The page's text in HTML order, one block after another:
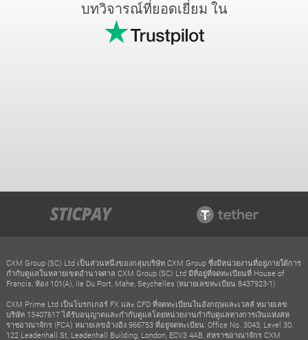
บทวิจารณ์ที่ยอดเยี่ยม ใน
CXM Group (SC) Ltd เป็นส่วนหนึ่งของกลุ่มบริษัท CXM Group ซึ่งมีหน่วยงานที่อยู่ภายใต้การ
กำกับดูแลในหลายเขตอำนาจศาล CXM Group (SC) Ltd มีที่อยู่ที่จดทะเบียนที่ House of
Francis, ห้อง 101(A), Ile Du Port, Mahe, Seychelles (หมายเลขทะเบียน 8437923-1)
CXM Prime Ltd เป็นโบรกเกอร์ FX และ CFD ที่จดทะเบียนในอังกฤษและเวลส์ หมายเลข
บริษัท 13407617 ได้รับอนุญาตและกำกับดูแลโดยหน่วยงานกำกับดูแลทางการเงินแห่งสห
ราชอาณาจักร (FCA) หมายเลขอ้างอิง 966753 ที่อยู่จดทะเบียน: Office No. 3043, Level 30,
122 Leadenhall St, Leadenhall Building, London, ECV3 4AB, สหราชอาณาจักร CXM